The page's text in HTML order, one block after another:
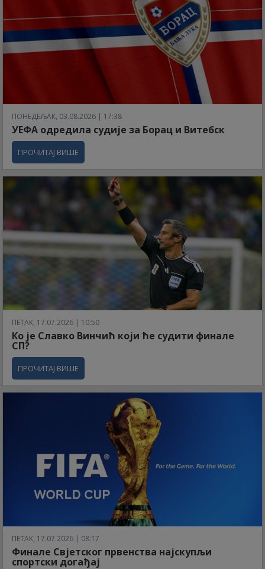
ПОНЕДЕЉАК, 03.08.2026 | 17:38
УЕФА одредила судије за Борац и Витебск
ПРОЧИТАЈ ВИШЕ
ПЕТАК, 17.07.2026 | 10:50
Ко је Славко Винчић који ће судити финале
СП?
ПРОЧИТАЈ ВИШЕ
ПЕТАК, 17.07.2026 | 08:17
Финале Свјетског првенства најскупљи
спортски догађај